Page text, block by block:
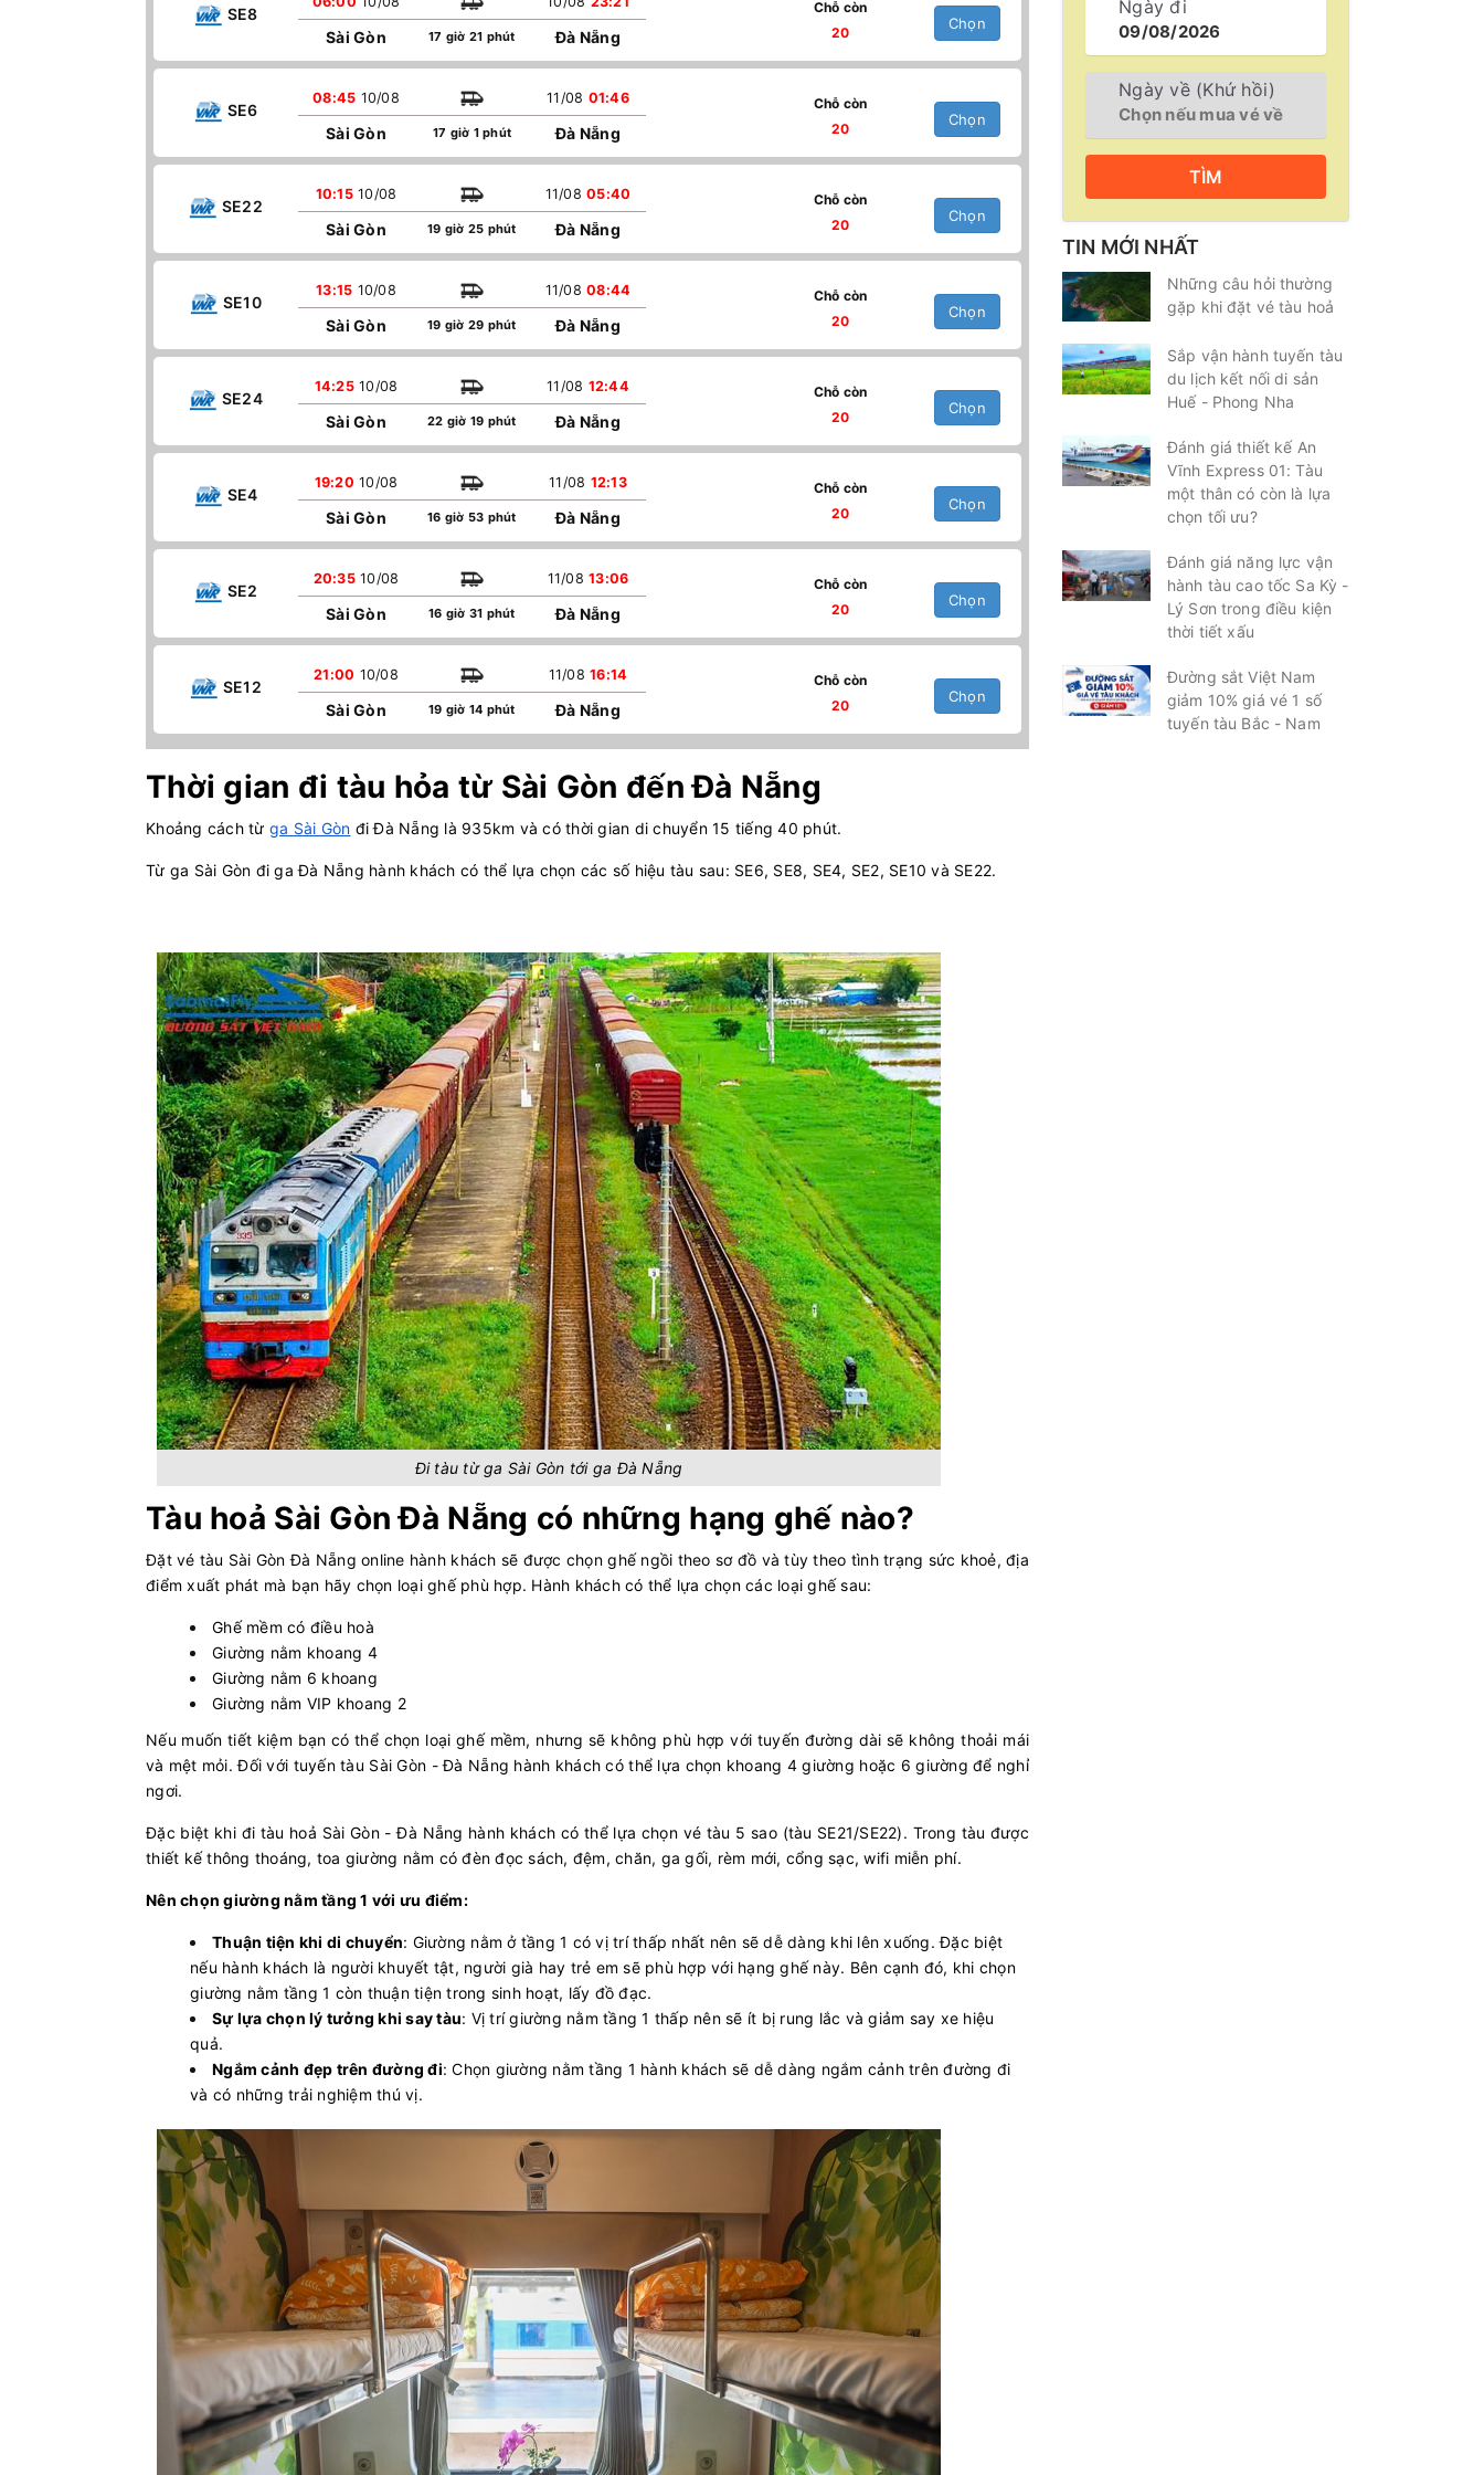
SE8
Sài Gòn 17 giờ 21 phút Đà Nẵng
Chỗ còn
20
Chọn
SE6
08:45 10/08
Sài Gòn 17 giờ 1 phút
11/08 01:46
Đà Nẵng
Chỗ còn
20
Chọn
SE22
10:1510/08
Sài Gòn 19 giờ 25 phút
11/0805:40
Đà Nẵng
Chỗ còn
20
Chọn
SE10
13:15 10/08
Sài Gòn 19 giờ 29 phút
11/0808:44
Đà Nẵng
Chỗ còn
20
Chọn
SE24
14:2510/08
Sài Gòn 22 giờ 19 phút
11/08 12:44
Đà Nẵng
Chỗ còn
20
Chọn
SE4
19:20 10/08
Sài Gòn 16 giờ 53 phút
11/08 12:13
Đà Nẵng
Chỗ còn
20
Chọn
SE2
20:3510/08
Sài Gòn 16 giờ 31 phút
11/0813:06
Đà Nẵng
Chỗ còn
20
Chọn
SE12
21:00 10/08
Sài Gòn 19 giờ 14 phút
11/0816:14
Đà Nẵng
Chỗ còn
20
Chọn
Thời gian đi tàu hỏa từ Sài Gòn đến Đà Nẵng
Khoảng cách từ ga Sài Gòn đi Đà Nẵng là 935km và có thời gian di chuyển 15 tiếng 40 phút.
Từ ga Sài Gòn đi ga Đà Nẵng hành khách có thể lựa chọn các số hiệu tàu sau: SE6, SE8, SE4, SE2, SE10 và SE22.
Đi tàu từ ga Sài Gòn tới ga Đà Nẵng
Tàu hoả Sài Gòn Đà Nẵng có những hạng ghế nào?
Đặt vé tàu Sài Gòn Đà Nẵng online hành khách sẽ được chọn ghế ngồi theo sơ đồ và tùy theo tình trạng sức khoẻ, địa
điểm xuất phát mà bạn hãy chọn loại ghế phù hợp. Hành khách có thể lựa chọn các loại ghế sau:
Ghế mềm có điều hoà
Giường nằm khoang 4
Giường nằm 6 khoang
Giường nằm VIP khoang 2
Nếu muốn tiết kiệm bạn có thể chọn loại ghế mềm, nhưng sẽ không phù hợp với tuyến đường dài sẽ không thoải mái
và mệt mỏi. Đối với tuyến tàu Sài Gòn - Đà Nẵng hành khách có thể lựa chọn khoang 4 giường hoặc 6 giường để nghỉ
ngơi.
Đặc biệt khi đi tàu hoả Sài Gòn - Đà Nẵng hành khách có thể lựa chọn vé tàu 5 sao (tàu SE21/SE22). Trong tàu được
thiết kế thông thoáng, toa giường nằm có đèn đọc sách, đệm, chăn, ga gối, rèm mới, cổng sạc, wifi miễn phí.
Nên chọn giường nằm tầng 1 với ưu điểm:
Thuận tiện khi di chuyển: Giường nằm ở tầng 1 có vị trí thấp nhất nên sẽ dễ dàng khi lên xuống. Đặc biệt
nếu hành khách là người khuyết tật, người già hay trẻ em sẽ phù hợp với hạng ghế này. Bên cạnh đó, khi chọn
giường nằm tầng 1 còn thuận tiện trong sinh hoạt, lấy đồ đạc.
Sự lựa chọn lý tưởng khi say tàu: Vị trí giường nằm tầng 1 thấp nên sẽ ít bị rung lắc và giảm say xe hiệu
quả.
Ngắm cảnh đẹp trên đường đi: Chọn giường nằm tầng 1 hành khách sẽ dễ dàng ngắm cảnh trên đường đi
và có những trải nghiệm thú vị.
Ngày đi
Ngày về (Khứ hồi)
TÌM
TIN MỚI NHẤT
Những câu hỏi thường
gặp khi đặt vé tàu hoả
Sắp vận hành tuyến tàu
du lịch kết nối di sản
Huế - Phong Nha
Đánh giá thiết kế An
Vĩnh Express 01: Tàu
một thân có còn là lựa
chọn tối ưu?
Đánh giá năng lực vận
hành tàu cao tốc Sa Kỳ -
Lý Sơn trong điều kiện
thời tiết xấu
Đường sắt Việt Nam
giảm 10% giá vé 1 số
tuyến tàu Bắc - Nam